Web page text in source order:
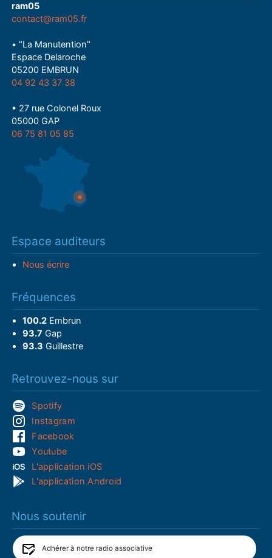
ram05
contact@ram05.fr
• "La Manutention"
Espace Delaroche
05200 EMBRUN
04 92 43 37 38
• 27 rue Colonel Roux
05000 GAP
06 75 81 05 85
Espace auditeurs
Nous écrire
Fréquences
100.2Embrun
93.7 Gap
93.3 Guillestre
Retrouvez-nous sur
Spotify
Instagram
Facebook
Youtube
L'application iOS
L'application Android
Nous soutenir
Adhérer à notre radio associative